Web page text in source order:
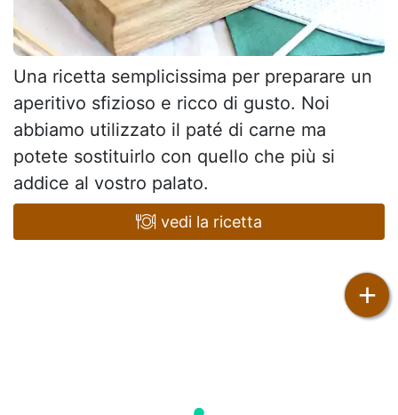
Una ricetta semplicissima per preparare un
aperitivo sfizioso e ricco di gusto. Noi
abbiamo utilizzato il paté di carne ma
potete sostituirlo con quello che più si
addice al vostro palato.
vedi la ricetta
+